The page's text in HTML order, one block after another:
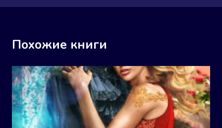
Похожие книги